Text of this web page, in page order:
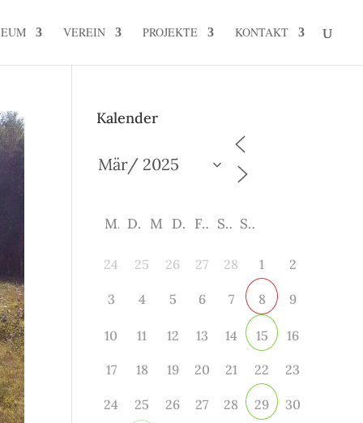
VEREIN PROJEKTE KONTAKT
Kalender
M D M D F S S
24 25 26 27 28 1 2
3 4 5 6 7 8 9
10 11 12 13 14 15 16
17 18 19 20 21 22 23
24 25 26 27 28 29 30